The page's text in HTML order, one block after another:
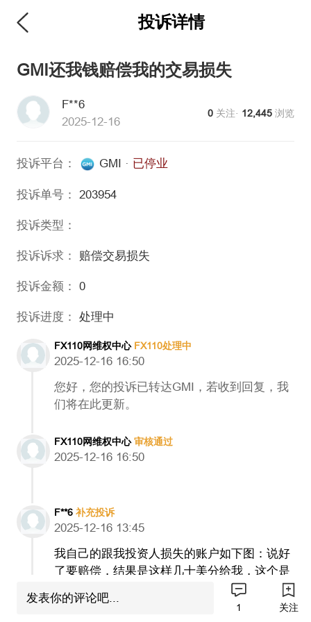
投诉详情
GMI还我钱赔偿我的交易损失
F**6
2025-12-16
0 关注· 12,445 浏览
投诉平台： GMI · 已停业
投诉单号： 203954
投诉类型：
投诉诉求： 赔偿交易损失
投诉金额： 0
投诉进度： 处理中
FX110网维权中心 FX110处理中
2025-12-16 16:50
您好，您的投诉已转达GMI，若收到回复，我
们将在此更新。
FX110网维权中心审核通过
2025-12-16 16:50
F**6 补充投诉
2025-12-16 13:45
我自己的跟我投资人损失的账户如下图：说好
了要赔偿，结果是这样几十美分给我，这个是
打发要饭的吗？这个是在侮辱我们每一个做外
汇交易的人，而且前面说是EA的问题后面又承
发表你的评论吧...
1 关注